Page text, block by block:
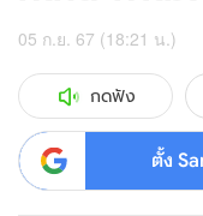
05 ก.ย. 67 (18:21 น.)
กดฟัง
ตั้ง